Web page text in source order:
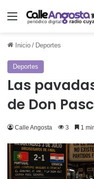
Menú
Inicio / Deportes
Deportes
Las
de Don
Calle Angosta 3 1